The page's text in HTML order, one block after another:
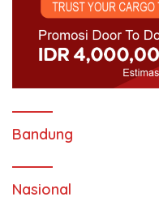
Bandung
Nasional